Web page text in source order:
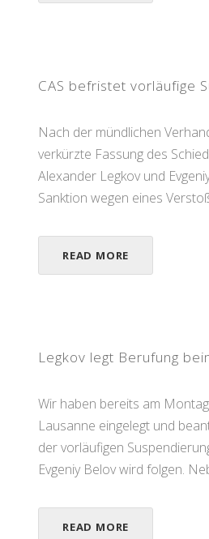
CAS befristet vorläufige
Nach der mündlichen
verkürzte Fassung des
Alexander Legkov und
Sanktion wegen eines
READ MORE
Legkov legt Berufung
Wir haben bereits am
Lausanne eingelegt und
der vorläufigen
Evgeniy Belov wird folgen.
READ MORE